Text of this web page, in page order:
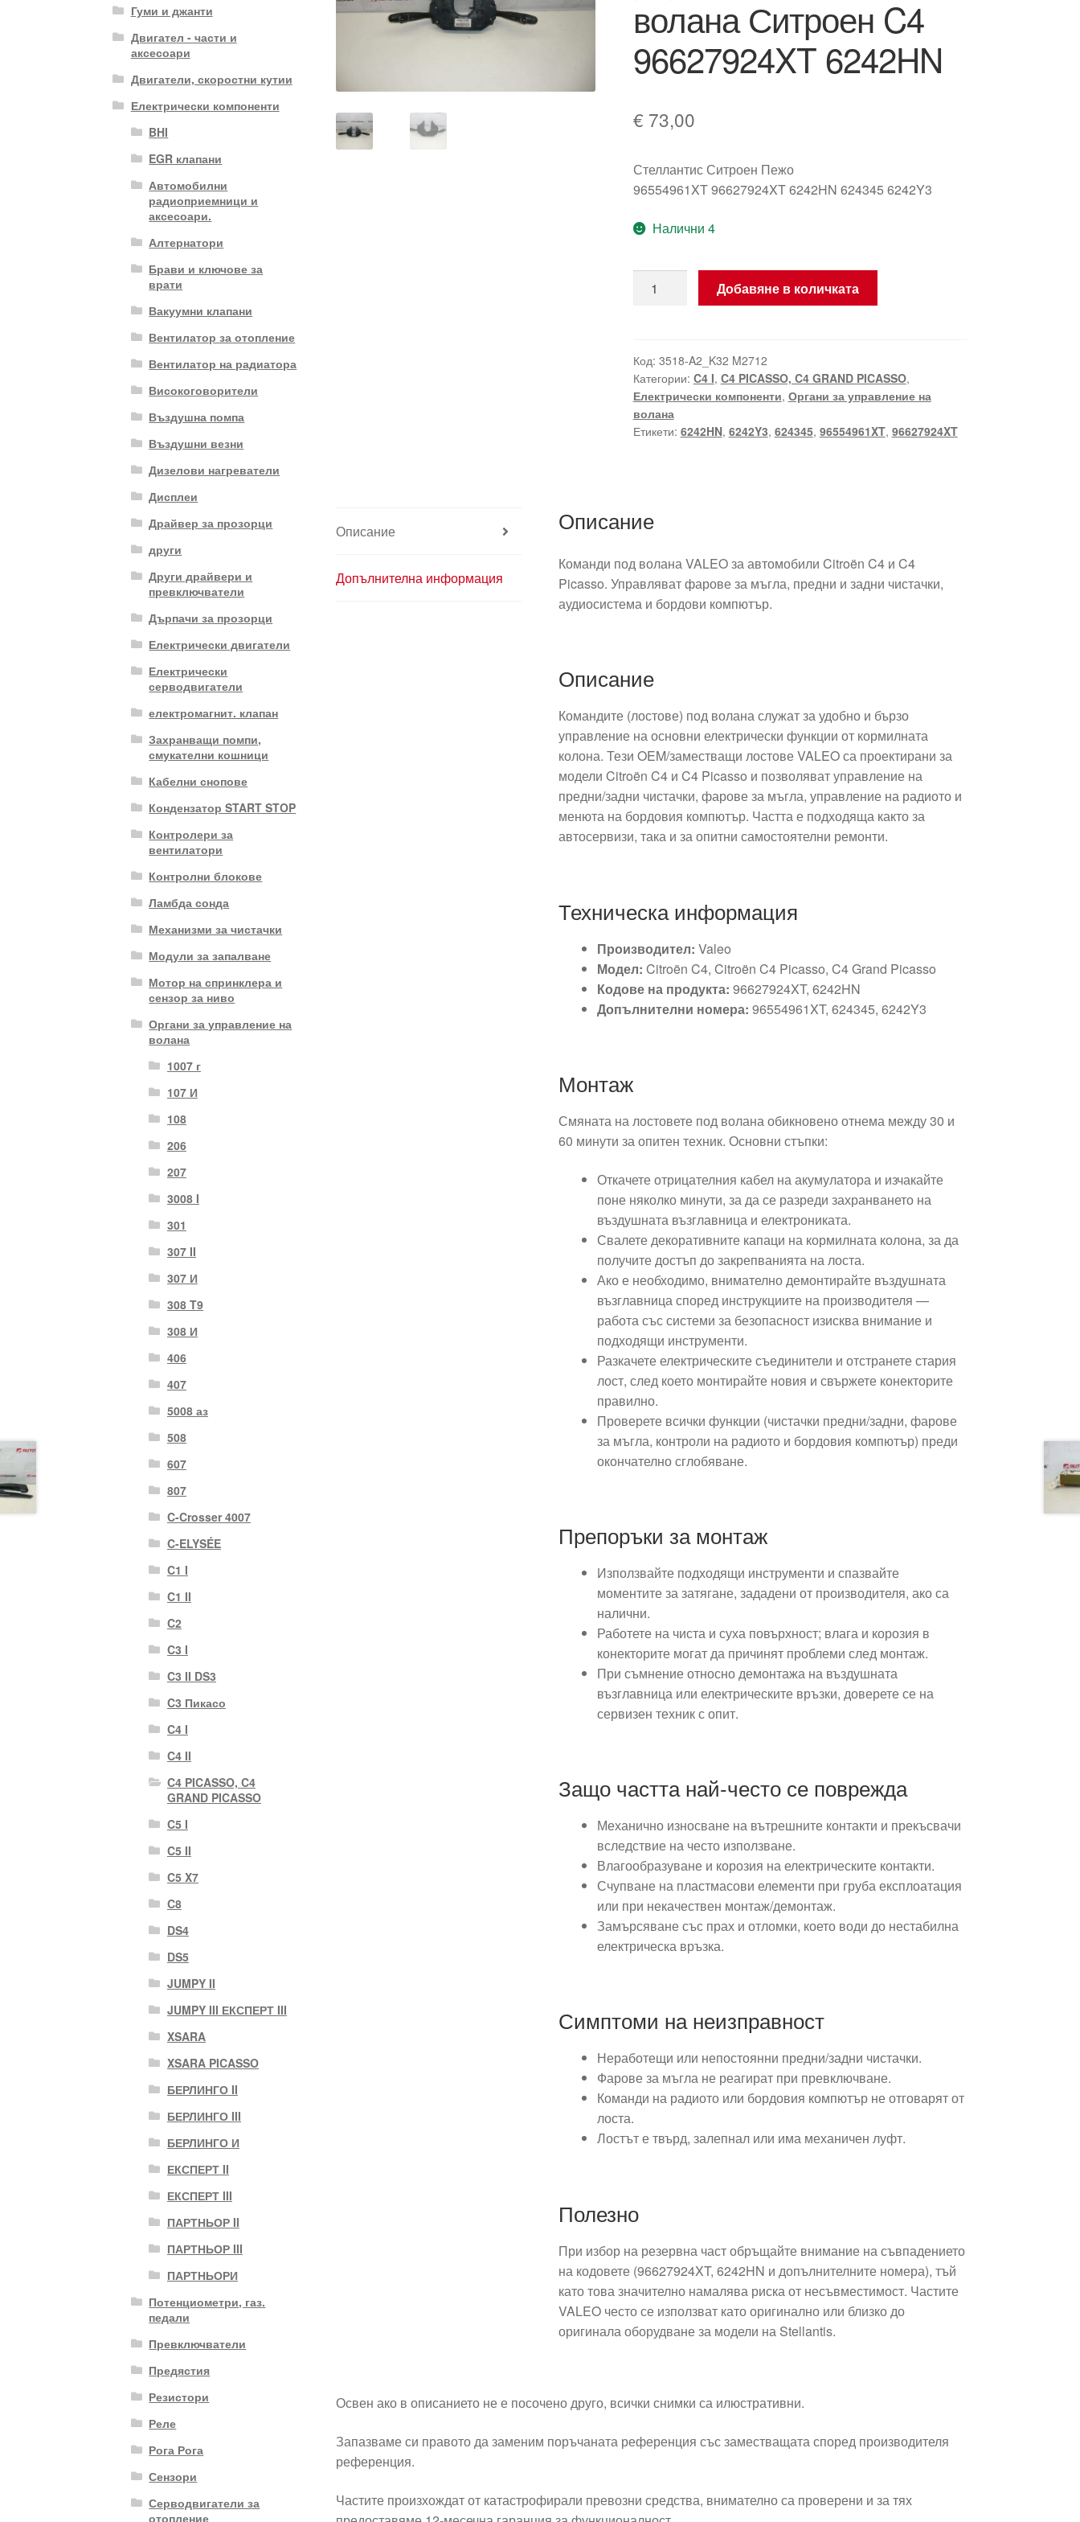
волана Ситроен C4
96627924XT 6242HN
€ 73,00
Стеллантис Ситроен Пежо
96554961XT 96627924XT 6242HN 624345 6242Y3
Налични 4
управление
под
волана
Ситроен
C4
Добавяне в количката
Код: 3518-A2_K32 M2712
Категории: C4 I, C4 PICASSO, C4 GRAND PICASSO,
Електрически компоненти, Органи за управление на
волана
Етикети: 6242HN, 6242Y3, 624345, 96554961XT, 96627924XT
Описание
Допълнителна информация
Описание
Команди под волана VALEO за автомобили Citroën C4 и C4
Picasso. Управляват фарове за мъгла, предни и задни чистачки,
аудиосистема и бордови компютър.
Описание
Командите (лостове) под волана служат за удобно и бързо
управление на основни електрически функции от кормилната
колона. Тези OEM/заместващи лостове VALEO са проектирани за
модели Citroën C4 и C4 Picasso и позволяват управление на
предни/задни чистачки, фарове за мъгла, управление на радиото и
менюта на бордовия компютър. Частта е подходяща както за
автосервизи, така и за опитни самостоятелни ремонти.
Техническа информация
Производител: Valeo
Модел: Citroën C4, Citroën C4 Picasso, C4 Grand Picasso
Кодове на продукта: 96627924XT, 6242HN
Допълнителни номера: 96554961XT, 624345, 6242Y3
Монтаж
Смяната на лостовете под волана обикновено отнема между 30 и
60 минути за опитен техник. Основни стъпки:
Откачете отрицателния кабел на акумулатора и изчакайте
поне няколко минути, за да се разреди захранването на
въздушната възглавница и електрониката.
Свалете декоративните капаци на кормилната колона, за да
получите достъп до закрепванията на лоста.
Ако е необходимо, внимателно демонтирайте въздушната
възглавница според инструкциите на производителя —
работа със системи за безопасност изисква внимание и
подходящи инструменти.
Разкачете електрическите съединители и отстранете стария
лост, след което монтирайте новия и свържете конекторите
правилно.
Проверете всички функции (чистачки предни/задни, фарове
за мъгла, контроли на радиото и бордовия компютър) преди
окончателно сглобяване.
Препоръки за монтаж
Използвайте подходящи инструменти и спазвайте
моментите за затягане, зададени от производителя, ако са
налични.
Работете на чиста и суха повърхност; влага и корозия в
конекторите могат да причинят проблеми след монтаж.
При съмнение относно демонтажа на въздушната
възглавница или електрическите връзки, доверете се на
сервизен техник с опит.
Защо частта най-често се поврежда
Механично износване на вътрешните контакти и прекъсвачи
вследствие на често използване.
Влагообразуване и корозия на електрическите контакти.
Счупване на пластмасови елементи при груба експлоатация
или при некачествен монтаж/демонтаж.
Замърсяване със прах и отломки, което води до нестабилна
електрическа връзка.
Симптоми на неизправност
Неработещи или непостоянни предни/задни чистачки.
Фарове за мъгла не реагират при превключване.
Команди на радиото или бордовия компютър не отговарят от
лоста.
Лостът е твърд, залепнал или има механичен луфт.
Полезно
При избор на резервна част обръщайте внимание на съвпадението
на кодовете (96627924XT, 6242HN и допълнителните номера), тъй
като това значително намалява риска от несъвместимост. Частите
VALEO често се използват като оригинално или близко до
оригинала оборудване за модели на Stellantis.
Освен ако в описанието не е посочено друго, всички снимки са илюстративни.
Запазваме си правото да заменим поръчаната референция със заместващата според производителя
референция.
Частите произхождат от катастрофирали превозни средства, внимателно са проверени и за тях
Гуми и джанти
Двигател - части и
аксесоари
Двигатели, скоростни кутии
Електрически компоненти
BHI
EGR клапани
Автомобилни
радиоприемници и
аксесоари.
Алтернатори
Брави и ключове за
врати
Вакуумни клапани
Вентилатор за отопление
Вентилатор на радиатора
Високоговорители
Въздушна помпа
Въздушни везни
Дизелови нагреватели
Дисплеи
Драйвер за прозорци
други
Други драйвери и
превключватели
Дърпачи за прозорци
Електрически двигатели
Електрически
серводвигатели
електромагнит. клапан
Захранващи помпи,
смукателни кошници
Кабелни снопове
Кондензатор START STOP
Контролери за
вентилатори
Контролни блокове
Ламбда сонда
Механизми за чистачки
Модули за запалване
Мотор на спринклера и
сензор за ниво
Органи за управление на
волана
1007 г
107 И
108
206
207
3008 I
301
307 II
307 И
308 T9
308 И
406
407
5008 аз
508
607
807
C-Crosser 4007
C-ELYSÉE
C1 I
C1 II
C2
C3 I
C3 II DS3
C3 Пикасо
C4 I
C4 II
C4 PICASSO, C4
GRAND PICASSO
C5 I
C5 II
C5 X7
C8
DS4
DS5
JUMPY II
JUMPY III ЕКСПЕРТ III
XSARA
XSARA PICASSO
БЕРЛИНГО II
БЕРЛИНГО III
БЕРЛИНГО И
ЕКСПЕРТ II
ЕКСПЕРТ III
ПАРТНЬОР II
ПАРТНЬОР III
ПАРТНЬОРИ
Потенциометри, газ.
педали
Превключватели
Предястия
Резистори
Реле
Рога Рога
Сензори
Серводвигатели за
отопление